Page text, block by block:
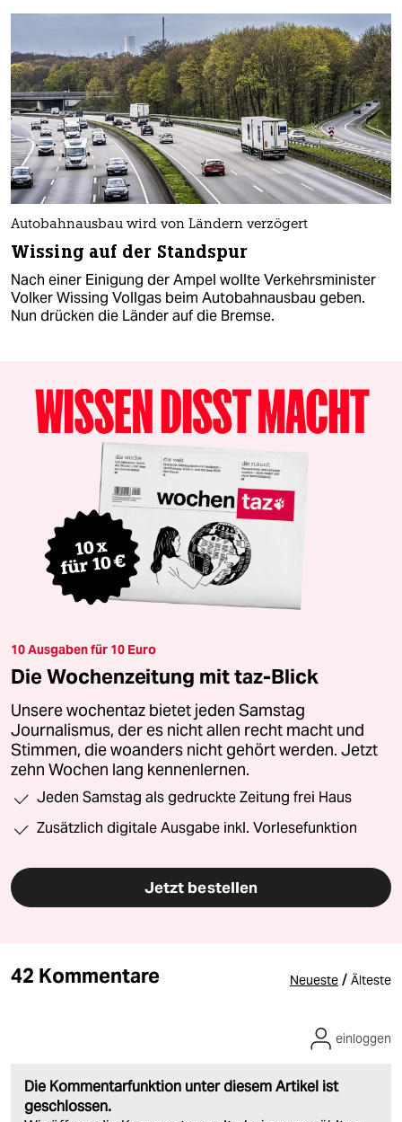
Autobahnausbau wird von Ländern verzögert
Wissing auf der Standspur
Nach einer Einigung der Ampel wollte Verkehrsminister
Volker Wissing Vollgas beim Autobahnausbau geben.
Nun drücken die Länder auf die Bremse.
10 Ausgaben für 10 Euro
Die Wochenzeitung mit taz-Blick
Unsere wochentaz bietet jeden Samstag
Journalismus, der es nicht allen recht macht und
Stimmen, die woanders nicht gehört werden. Jetzt
zehn Wochen lang kennenlernen.
Jeden Samstag als gedruckte Zeitung frei Haus
Zusätzlich digitale Ausgabe inkl. Vorlesefunktion
Jetzt bestellen
42 Kommentare Neueste / Älteste
Die Kommentarfunktion unter diesem Artikel ist
geschlossen.
einloggen